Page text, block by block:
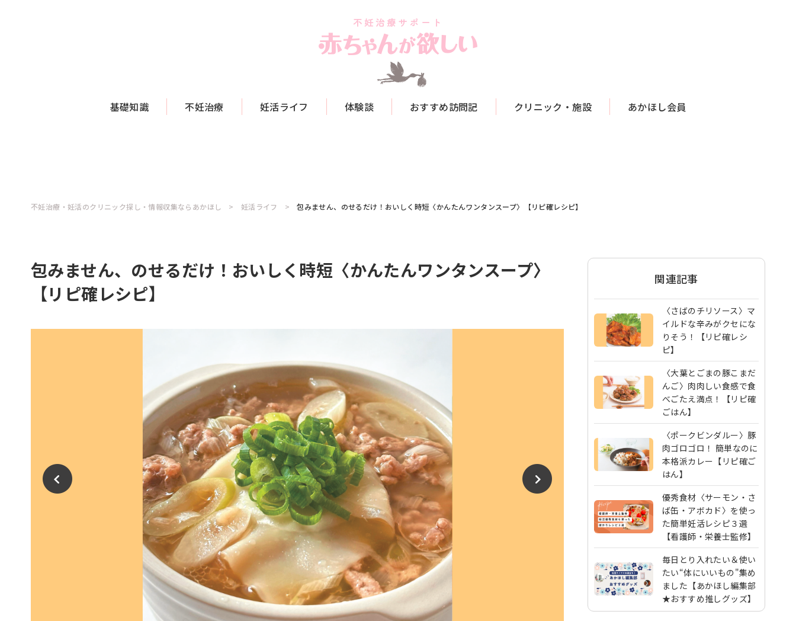
基礎知識 不妊治療 妊活ライフ 体験談 おすすめ訪問記 クリニック・施設 あかほし会員
不妊治療・妊活のクリニック探し・情報収集ならあかほし 妊活ライフ 包みません、のせるだけ！おいしく時短〈かんたんワンタンスープ〉【リピ確レシピ】
包みません、のせるだけ！おいしく時短〈かんたんワンタンスープ〉
【リピ確レシピ】
関連記事
〈さばのチリソース〉マ
イルドな辛みがクセにな
りそう！【リピ確レシ
ピ】
〈大葉とごまの豚こまだ
んご〉肉肉しい食感で食
べごたえ満点！【リピ確
ごはん】
〈ポークビンダルー〉豚
肉ゴロゴロ！ 簡単なのに
本格派カレー【リピ確ご
はん】
優秀食材〈サーモン・さ
ば缶・アボカド〉を使っ
た簡単妊活レシピ３選
【看護師・栄養士監修】
毎日とり入れたい＆使い
たい“体にいいもの"集め
ました【あかほし編集部
★おすすめ推しグッズ】